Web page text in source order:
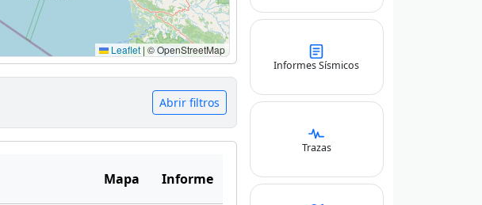
Leaflet | © OpenStreetMap
Abrir filtros
Mapa Informe
Informes Sísmicos
Trazas